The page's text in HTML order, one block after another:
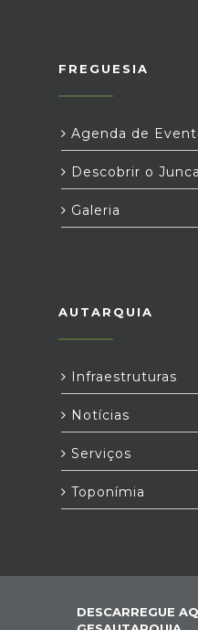
FREGUESIA
Agenda de
Descobrir o
Galeria
AUTARQUIA
Infraestruturas
Notícias
Serviços
Toponímia
DESCARREGUE